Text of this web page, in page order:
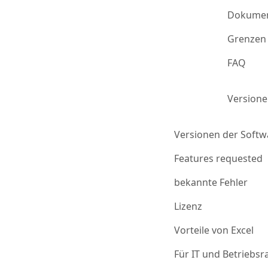
FAQ
Versionen der
Features requested
bekannte Fehler
Lizenz
Vorteile von Excel
Für IT und